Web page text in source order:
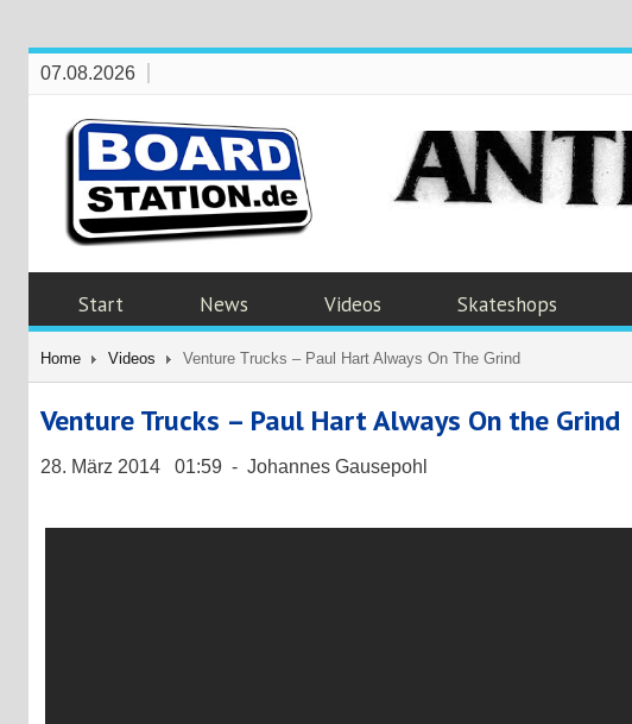
07.08.2026
Start News Videos Skateshops
Home Videos Venture Trucks – Paul Hart Always On The Grind
Venture Trucks – Paul Hart Always On the Grind
28. März 2014 01:59 - Johannes Gausepohl